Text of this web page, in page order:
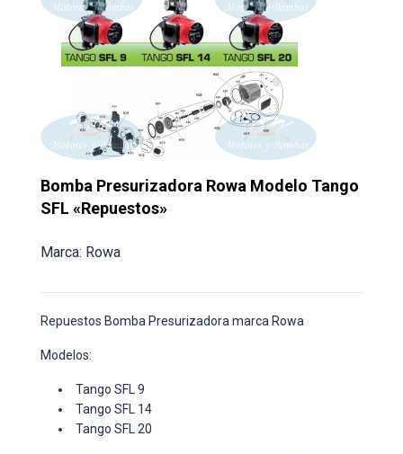
Bomba Presurizadora Rowa Modelo Tango
SFL «Repuestos»
Marca: Rowa
Repuestos Bomba Presurizadora marca Rowa
Modelos:
Tango SFL 9
Tango SFL 14
Tango SFL 20